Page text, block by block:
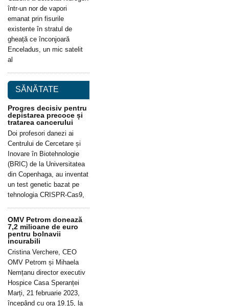
într-un nor de vapori
emanat prin fisurile
existente în stratul de
gheață ce înconjoară
Enceladus, un mic satelit
al
SĂNĂTATE
Progres decisiv pentru
depistarea precoce și
tratarea cancerului
Doi profesori danezi ai
Centrului de Cercetare și
Inovare în Biotehnologie
(BRIC) de la Universitatea
din Copenhaga, au inventat
un test genetic bazat pe
tehnologia CRISPR-Cas9,
OMV Petrom donează
7,2 milioane de euro
pentru bolnavii
incurabili
Cristina Verchere, CEO
OMV Petrom și Mihaela
Nemțanu director executiv
Hospice Casa Speranței
Marți, 21 februarie 2023,
începând cu ora 19.15, la